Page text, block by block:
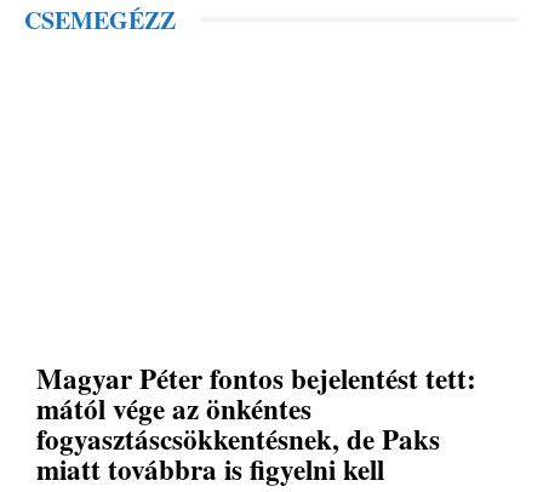
CSEMEGÉZZ
Magyar Péter fontos bejelentést tett:
mától vége az önkéntes
fogyasztáscsökkentésnek, de Paks
miatt továbbra is figyelni kell